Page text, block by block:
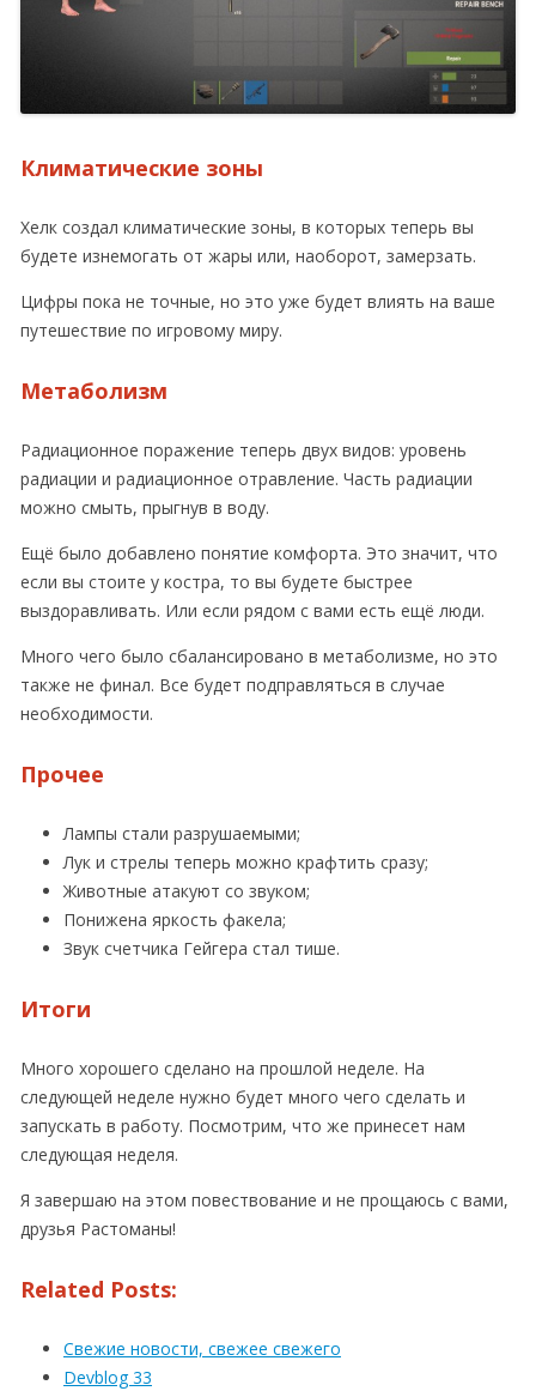
Климатические зоны
Хелк создал климатические зоны, в которых теперь вы
будете изнемогать от жары или, наоборот, замерзать.
Цифры пока не точные, но это уже будет влиять на ваше
путешествие по игровому миру.
Метаболизм
Радиационное поражение теперь двух видов: уровень
радиации и радиационное отравление. Часть радиации
можно смыть, прыгнув в воду.
Ещё было добавлено понятие комфорта. Это значит, что
если вы стоите у костра, то вы будете быстрее
выздоравливать. Или если рядом с вами есть ещё люди.
Много чего было сбалансировано в метаболизме, но это
также не финал. Все будет подправляться в случае
необходимости.
Прочее
Лампы стали разрушаемыми;
Лук и стрелы теперь можно крафтить сразу;
Животные атакуют со звуком;
Понижена яркость факела;
Звук счетчика Гейгера стал тише.
Итоги
Много хорошего сделано на прошлой неделе. На
следующей неделе нужно будет много чего сделать и
запускать в работу. Посмотрим, что же принесет нам
следующая неделя.
Я завершаю на этом повествование и не прощаюсь с вами,
друзья Растоманы!
Related Posts:
Свежие новости, свежее свежего
Devblog 33